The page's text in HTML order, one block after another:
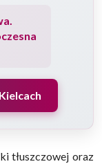
tłuszczowej oraz